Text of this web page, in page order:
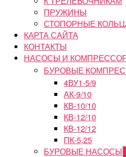
ПРУЖИНЫ
СТОПОРНЫЕ
КАРТА САЙТА
КОНТАКТЫ
НАСОСЫ И
БУРОВЫЕ
4ВУ1-5/9
АК-9/10
КВ-10/10
КВ-12/10
КВ-12/12
ПК-5,25
БУРОВЫЕ НАСОСЫ